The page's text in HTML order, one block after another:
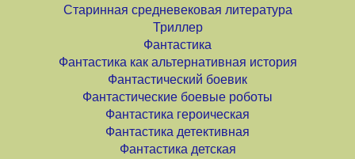
Старинная средневековая литература
Триллер
Фантастика
Фантастика как альтернативная история
Фантастический боевик
Фантастические боевые роботы
Фантастика героическая
Фантастика детективная
Фантастика детская